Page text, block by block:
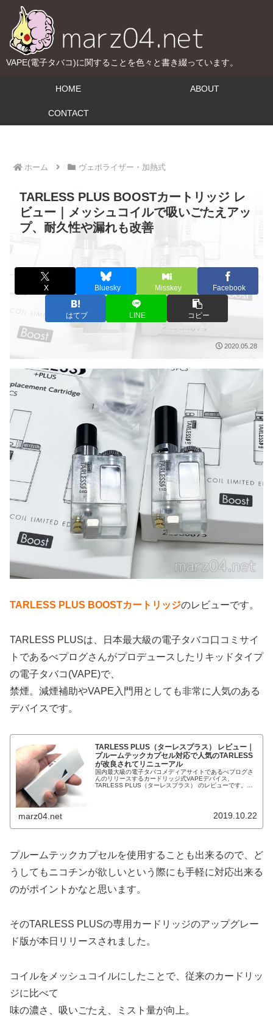
VAPE(電子タバコ)に関することを色々と書き綴っています。
HOME ABOUT
CONTACT
ホーム ヴェポライザー・加熱式
TARLESS PLUS BOOSTカートリッジ レ
ビュー｜メッシュコイルで吸いごたえアッ
プ、耐久性や漏れも改善
X Bluesky Misskey Facebook
はてブ LINE コピー
2020.05.28
TARLESS PLUS BOOSTカートリッジのレビューです。
TARLESS PLUSは、日本最大級の電子タバコ口コミサイ
トであるべプログさんがプロデュースしたリキッドタイプ
の電子タバコ(VAPE)で、
禁煙。減煙補助やVAPE入門用としても非常に人気のある
デバイスです。
TARLESS PLUS（ターレスプラス） レビュー｜
プルームテックカプセル対応で人気のTARLESS
が改良されてリニューアル
国内最大級の電子タバコメディアサイトであるべプログさ
んのリリースするカードリッジ式VAPEデバイス、
TARLESS PLUS（ターレスプラス） のレビューです。べ
marz04.net 2019.10.22
プルームテックカプセルを使用することも出来るので、ど
うしてもニコチンが欲しいという際にも手軽に対応出来る
のがポイントかなと思います。
そのTARLESS PLUSの専用カードリッジのアップグレー
ド版が本日リリースされました。
コイルをメッシュコイルにしたことで、従来のカードリッ
ジに比べて
味の濃さ、吸いごたえ、ミスト量が向上。